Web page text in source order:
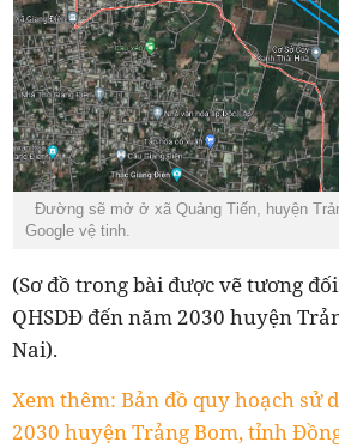
Đường sẽ mở ở xã Quảng Tiến, huyện
Google vệ tinh.
(Sơ đồ trong bài được vẽ tương
QHSDĐ đến năm 2030 huyện
Nai).
Xem thêm: Bản đồ quy hoạch sử
2030 huyện Trảng Bom, tỉnh